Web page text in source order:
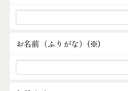
お名前（ふりがな）(※)